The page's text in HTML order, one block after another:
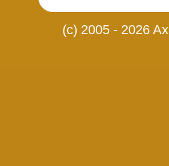
(c) 2005 - 2026